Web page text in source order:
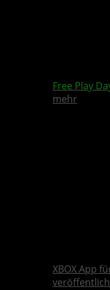
Free Play
mehr
XBOX App